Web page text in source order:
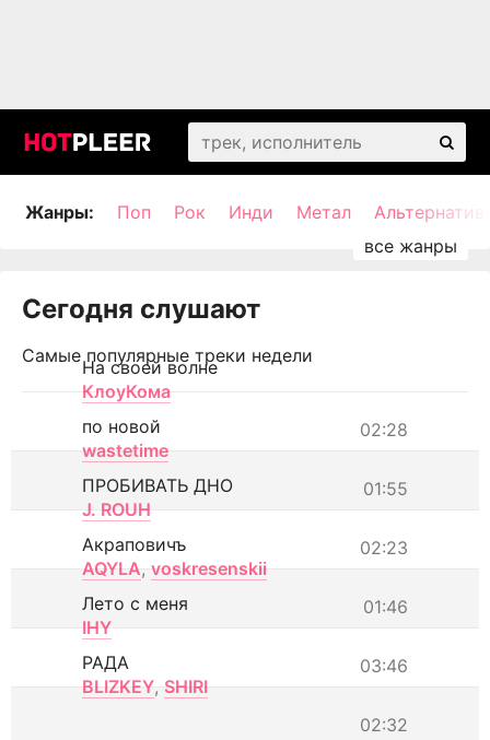
Жанры: Поп Рок Инди Метал
Сегодня слушают
Самые популярные треки недели
На своей волне
КлоуКома
02:28
по новой
wastetime
01:55
ПРОБИВАТЬ ДНО
J. ROUH
02:23
Акраповичъ
AQYLA, voskresenskii
01:46
Лето с меня
IHY
03:46
РАДА
BLIZKEY, SHIRI
02:32